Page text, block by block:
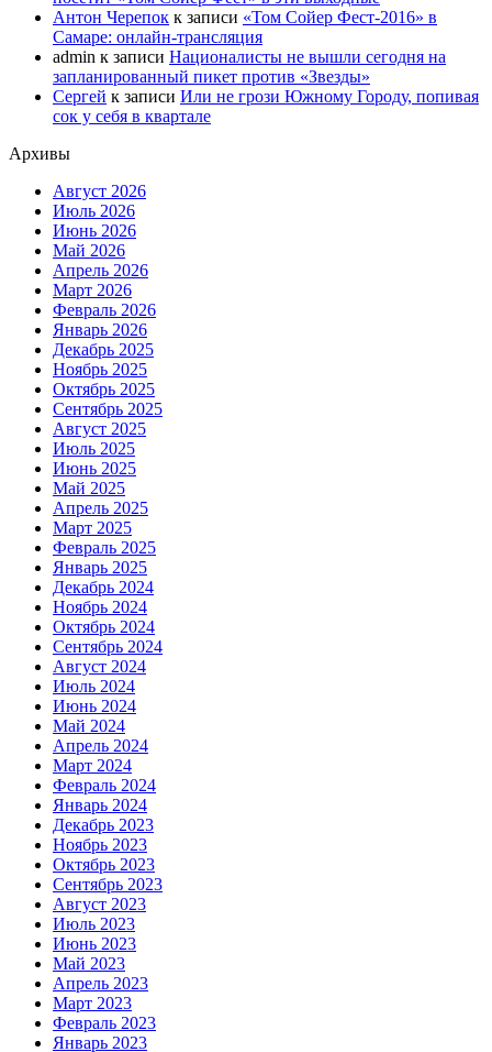
Антон Черепок к записи «Том Сойер Фест-2016» в
Самаре: онлайн-трансляция
admin к записи Националисты не вышли сегодня на
запланированный пикет против «Звезды»
Сергей к записи Или не грози Южному Городу, попивая
сок у себя в квартале
Архивы
Август 2026
Июль 2026
Июнь 2026
Май 2026
Апрель 2026
Март 2026
Февраль 2026
Январь 2026
Декабрь 2025
Ноябрь 2025
Октябрь 2025
Сентябрь 2025
Август 2025
Июль 2025
Июнь 2025
Май 2025
Апрель 2025
Март 2025
Февраль 2025
Январь 2025
Декабрь 2024
Ноябрь 2024
Октябрь 2024
Сентябрь 2024
Август 2024
Июль 2024
Июнь 2024
Май 2024
Апрель 2024
Март 2024
Февраль 2024
Январь 2024
Декабрь 2023
Ноябрь 2023
Октябрь 2023
Сентябрь 2023
Август 2023
Июль 2023
Июнь 2023
Май 2023
Апрель 2023
Март 2023
Февраль 2023
Январь 2023